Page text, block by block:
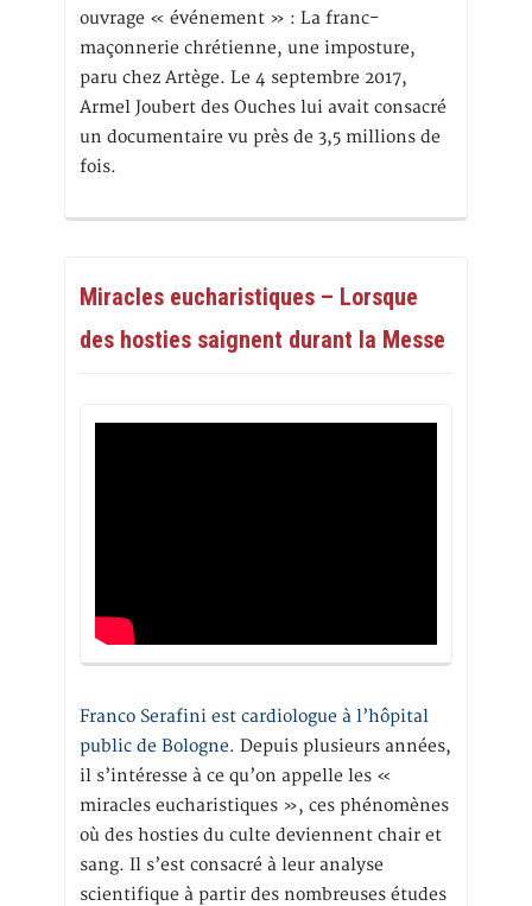
ouvrage « événement » : La franc-
maçonnerie chrétienne, une imposture,
paru chez Artège. Le 4 septembre 2017,
Armel Joubert des Ouches lui avait consacré
un documentaire vu près de 3,5 millions de
fois.
Miracles eucharistiques – Lorsque
des hosties saignent durant la Messe
Franco Serafini est cardiologue à l’hôpital
public de Bologne. Depuis plusieurs années,
il s’intéresse à ce qu’on appelle les «
miracles eucharistiques », ces phénomènes
où des hosties du culte deviennent chair et
sang. Il s’est consacré à leur analyse
scientifique à partir des nombreuses études